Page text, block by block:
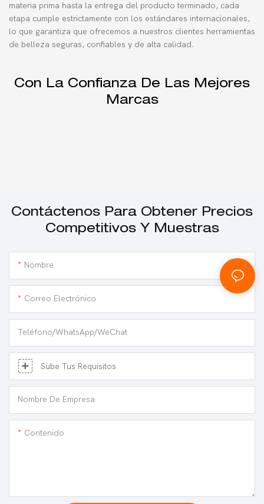
materia prima hasta la entrega del producto terminado, cada
etapa cumple estrictamente con los estándares internacionales,
lo que garantiza que ofrecemos a nuestros clientes herramientas
de belleza seguras, confiables y de alta calidad.
Con La Confianza De Las Mejores
Marcas
Contáctenos Para Obtener Precios
Competitivos Y Muestras
Nombre
Correo Electrónico
Teléfono/WhatsApp/WeChat
Sube Tus Requisitos
Nombre De Empresa
Contenido